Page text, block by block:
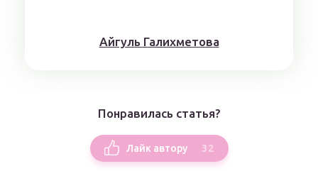
Айгуль Галихметова
Понравилась статья?
Лайк автору 32